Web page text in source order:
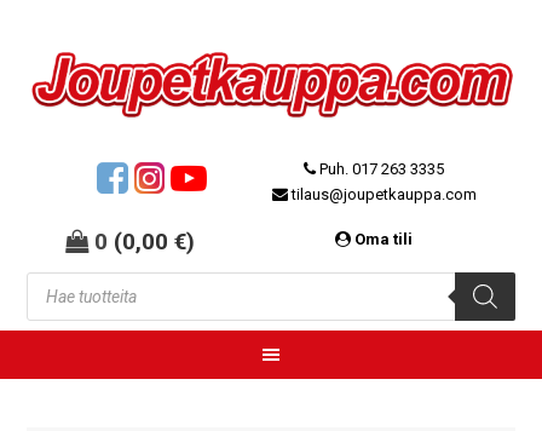
0 (0,00€)
Puh. 017 263 3335
tilaus@joupetkauppa.com
Oma tili